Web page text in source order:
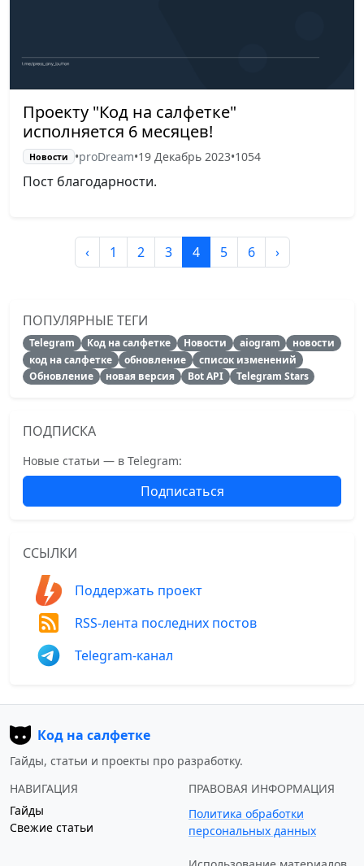
Проекту "Код на салфетке"
исполняется 6 месяцев!
Новости •proDream•19 Декабрь 2023•1054
Пост благодарности.
‹ 1 2 3 4 5 6 ›
ПОПУЛЯРНЫЕ ТЕГИ
Telegram Код на салфетке Новости aiogram
новости
код на салфетке
обновление
список изменений
Обновление
новая версия Bot API Telegram Stars
ПОДПИСКА
Новые статьи — в Telegram:
Подписаться
ССЫЛКИ
Поддержать проект
RSS-лента последних постов
Telegram-канал
Код на салфетке
Гайды, статьи и проекты про разработку.
НАВИГАЦИЯ
Гайды
Свежие статьи
ПРАВОВАЯ ИНФОРМАЦИЯ
Политика обработки
персональных данных